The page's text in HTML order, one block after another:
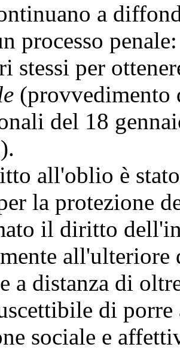
a
processo
stessi per
(provvedimento
del 18
all'oblio è stato
la protezione
il diritto
a distanza di
di
sociale e